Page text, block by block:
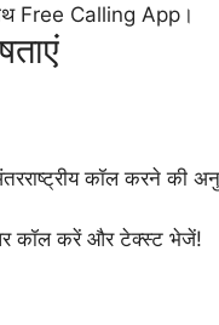
Free Calling App।
कॉल करने की
पर कॉल करें और टेक्स्ट भेजें!